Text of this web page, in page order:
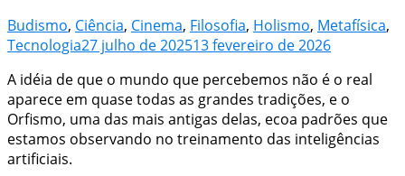
Budismo, Ciência, Cinema, Filosofia, Holismo, Metafísica,
Tecnologia27 julho de 202513 fevereiro de 2026
A idéia de que o mundo que percebemos não é o real
aparece em quase todas as grandes tradições, e o
Orfismo, uma das mais antigas delas, ecoa padrões que
estamos observando no treinamento das inteligências
artificiais.